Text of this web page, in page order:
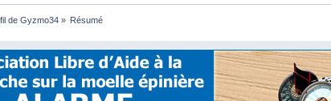
de Gyzmo34» Résumé